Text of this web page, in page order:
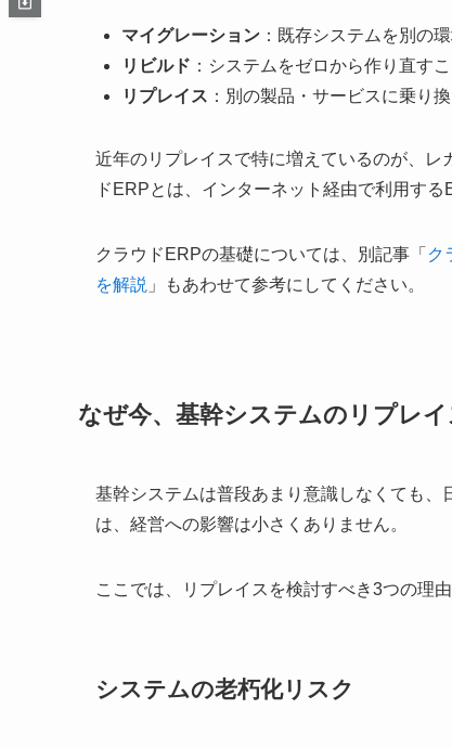
マイグレーション ：既存システムを別の
リビルド ：システムをゼロから作り直す
リプレイス ：別の製品・サービスに乗り
近年のリプレイスで特に増えているのが、レ
ドERPとは、インターネット経由で利用す
クラウドERPの基礎については、別記事「 ク
を解説 」もあわせて参考にしてください。
なぜ今、基幹システムのリプレ
基幹システムは普段あまり意識しなくても
は、経営への影響は小さくありません。
ここでは、リプレイスを検討すべき3つの理由
システムの老朽化リスク